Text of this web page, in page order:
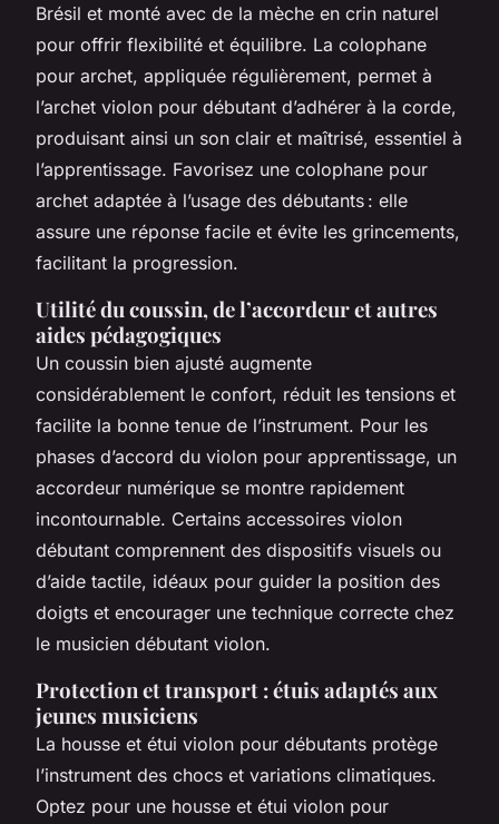
Brésil et monté avec de la mèche en crin naturel
pour offrir flexibilité et équilibre. La colophane
pour archet, appliquée régulièrement, permet à
l’archet violon pour débutant d’adhérer à la corde,
produisant ainsi un son clair et maîtrisé, essentiel à
l’apprentissage. Favorisez une colophane pour
archet adaptée à l’usage des débutants : elle
assure une réponse facile et évite les grincements,
facilitant la progression.
Utilité du coussin, de l’accordeur et autres
aides pédagogiques
Un coussin bien ajusté augmente
considérablement le confort, réduit les tensions et
facilite la bonne tenue de l’instrument. Pour les
phases d’accord du violon pour apprentissage, un
accordeur numérique se montre rapidement
incontournable. Certains accessoires violon
débutant comprennent des dispositifs visuels ou
d’aide tactile, idéaux pour guider la position des
doigts et encourager une technique correcte chez
le musicien débutant violon.
Protection et transport : étuis adaptés aux
jeunes musiciens
La housse et étui violon pour débutants protège
l’instrument des chocs et variations climatiques.
Optez pour une housse et étui violon pour